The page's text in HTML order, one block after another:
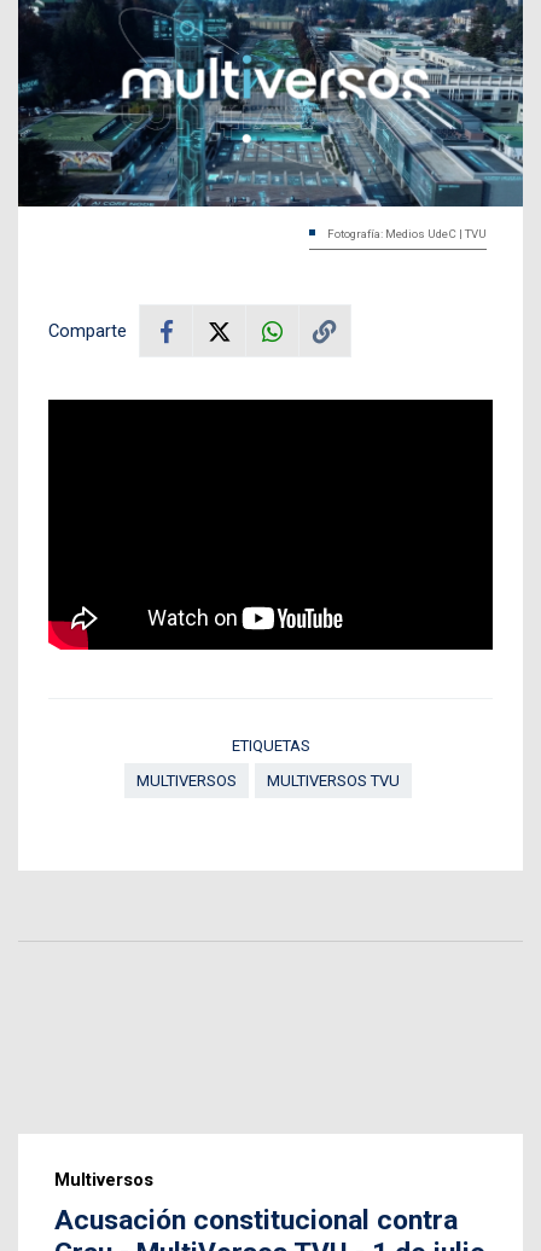
Fotografía: Medios UdeC | TVU
Comparte
ETIQUETAS
MULTIVERSOS
MULTIVERSOS TVU
Multiversos
Acusación constitucional contra